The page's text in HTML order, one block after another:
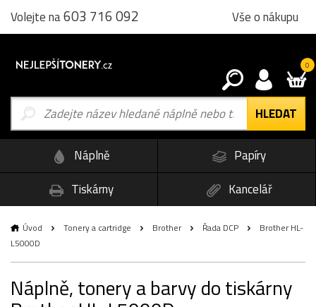
Volejte na603 716 092 Vše o nákupu
0
Náplně
Papíry
Tiskárny
Kancelář
Úvod Tonery a cartridge Brother Řada DCP
Brother HL-
L5000D
Náplně, tonery a barvy do tiskárny